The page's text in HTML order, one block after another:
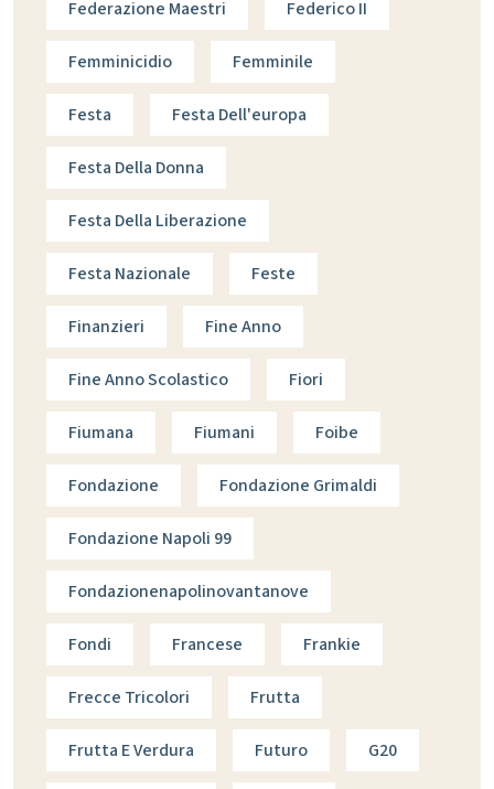
Federazione Maestri Federico II
Femminicidio Femminile
Festa Festa Dell'europa
Festa Della Donna
Festa Della Liberazione
Festa Nazionale Feste
Finanzieri Fine Anno
Fine Anno Scolastico Fiori
Fiumana Fiumani Foibe
Fondazione Fondazione Grimaldi
Fondazione Napoli 99
Fondazionenapolinovantanove
Fondi Francese Frankie
Frecce Tricolori Frutta
Frutta E Verdura Futuro G20